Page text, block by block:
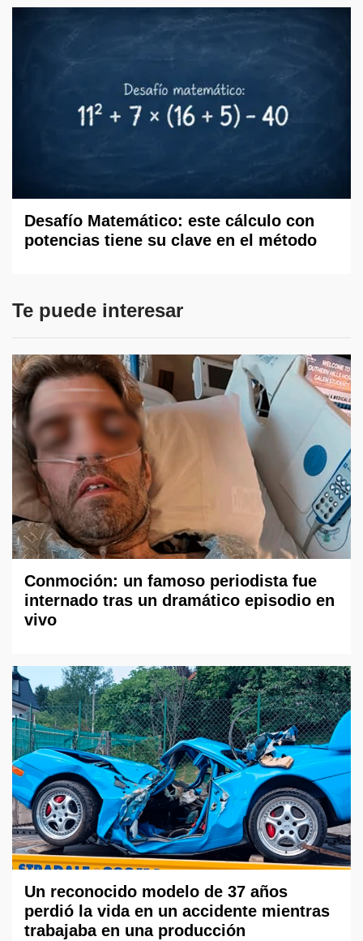
Desafío Matemático: este cálculo con
potencias tiene su clave en el método
Te puede interesar
Conmoción: un famoso periodista fue
internado tras un dramático episodio en
vivo
Un reconocido modelo de 37 años
perdió la vida en un accidente mientras
trabajaba en una producción